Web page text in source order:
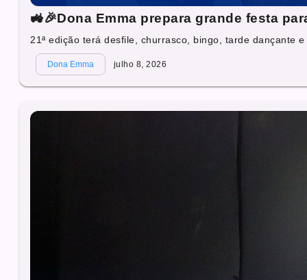
🚜🎉Dona Emma prepara grande festa
21ª edição terá desfile, churrasco, bingo, tarde dançante
Dona Emma julho 8, 2026